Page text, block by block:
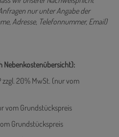
nur unter Angabe der
Adresse, Telefonnummer, Email)
Nebenkostenübersicht):
20% MwSt. (nur vom
vom Grundstückspreis
Grundstückspreis